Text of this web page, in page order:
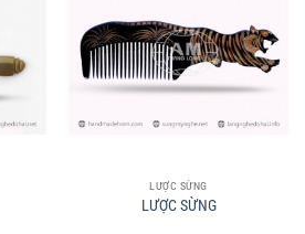
LƯỢC SỪNG
LƯỢC SỪNG